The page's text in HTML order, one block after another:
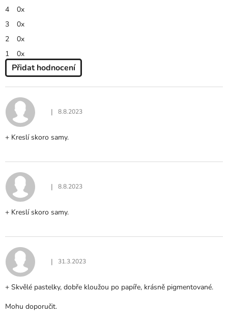
4
0x
3
0x
2
0x
1
0x
Přidat hodnocení
P
I
S
O
N
O
C
E
Í
Hodnocení produktu je 5 z 5 hvězdiček.
| 8.8.2023
+ Kreslí skoro samy.
Hodnocení produktu je 5 z 5 hvězdiček.
| 8.8.2023
+ Kreslí skoro samy.
Hodnocení produktu je 5 z 5 hvězdiček.
| 31.3.2023
+ Skvělé pastelky, dobře kloužou po papíře, krásně pigmentované.
Mohu doporučit.